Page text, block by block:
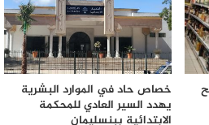
خصاص حاد في الموارد البشرية
يهدد السير العادي للمحكمة
الابتدائية ببنسليمان